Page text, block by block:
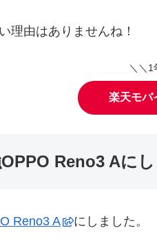
理由はありませんね！
＼＼1
楽天モバ
Reno3 Aに
Reno3 A にしました。